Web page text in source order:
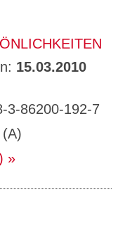
15.03.2010
3-86200-192-7
(A)